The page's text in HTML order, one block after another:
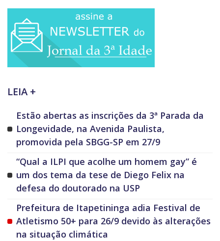
LEIA +
Estão abertas as inscrições da 3ª Parada da
Longevidade, na Avenida Paulista,
promovida pela SBGG-SP em 27/9
“Qual a ILPI que acolhe um homem gay” é
um dos tema da tese de Diego Felix na
defesa do doutorado na USP
Prefeitura de Itapetininga adia Festival de
Atletismo 50+ para 26/9 devido às alterações
na situação climática